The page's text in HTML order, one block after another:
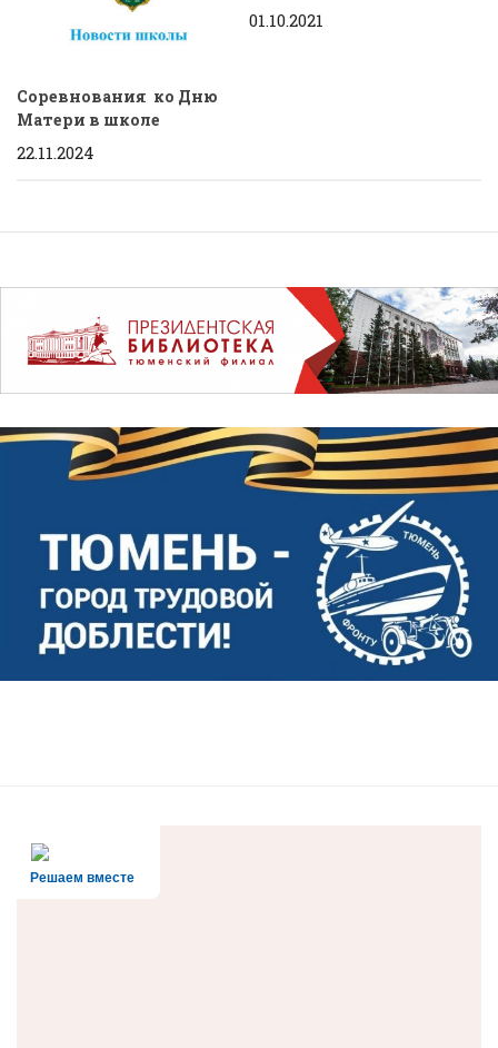
Соревнования ко Дню
Матери в школе
22.11.2024
01.10.2021
Решаем вместе